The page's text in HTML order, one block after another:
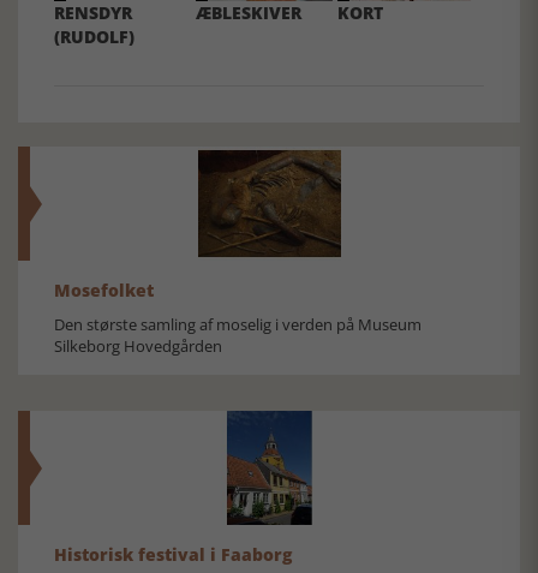
RENSDYR
(RUDOLF)
ÆBLESKIVER KORT
Mosefolket
Den største samling af moselig i verden på Museum
Silkeborg Hovedgården
Historisk festival i Faaborg